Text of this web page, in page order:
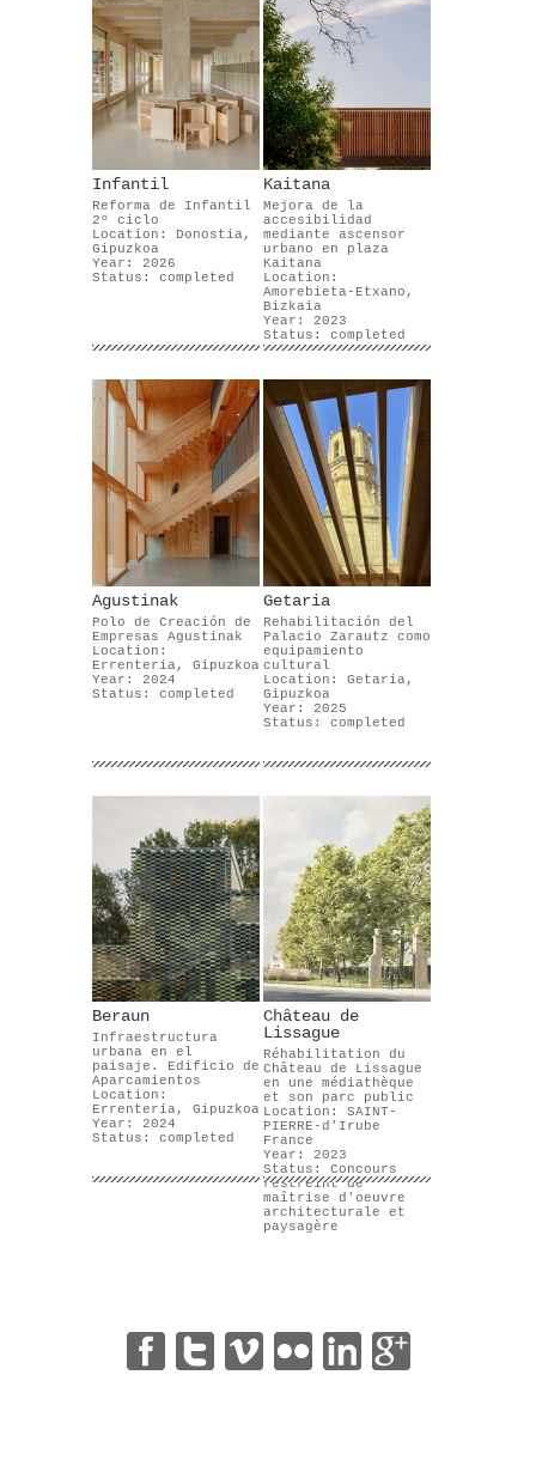
Infantil
Reforma de Infantil
2º ciclo
Location: Donostia,
Gipuzkoa
Year: 2026
Status: completed
Kaitana
Mejora de la
accesibilidad
mediante ascensor
urbano en plaza
Kaitana
Location:
Amorebieta-Etxano,
Bizkaia
Year: 2023
Status: completed
Agustinak
Polo de Creación de
Empresas Agustinak
Location:
Errenteria, Gipuzkoa
Year: 2024
Status: completed
Getaria
Rehabilitación del
Palacio Zarautz como
equipamiento
cultural
Location: Getaria,
Gipuzkoa
Year: 2025
Status: completed
Beraun
Infraestructura
urbana en el
paisaje. Edificio de
Aparcamientos
Location:
Errenteria, Gipuzkoa
Year: 2024
Status: completed
Château de
Lissague
Réhabilitation du
Château de Lissague
en une médiathèque
et son parc public
Location: SAINT-
PIERRE-d'Irube
France
Year: 2023
Status: Concours
restreint de
maîtrise d'oeuvre
architecturale et
paysagère
| | | | |